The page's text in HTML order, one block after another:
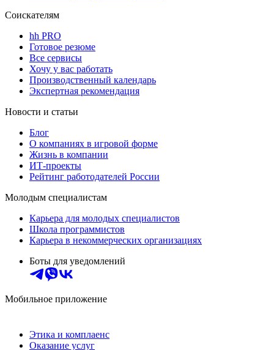
Соискателям
hh PRO
Готовое резюме
Все сервисы
Хочу у вас работать
Производственный календарь
Экспертная рекомендация
Новости и статьи
Блог
О компаниях в игровой форме
Жизнь в компании
ИТ-проекты
Рейтинг работодателей России
Молодым специалистам
Карьера для молодых специалистов
Школа программистов
Карьера в некоммерческих организациях
Боты для уведомлений
Мобильное приложение
Этика и комплаенс
Оказание услуг